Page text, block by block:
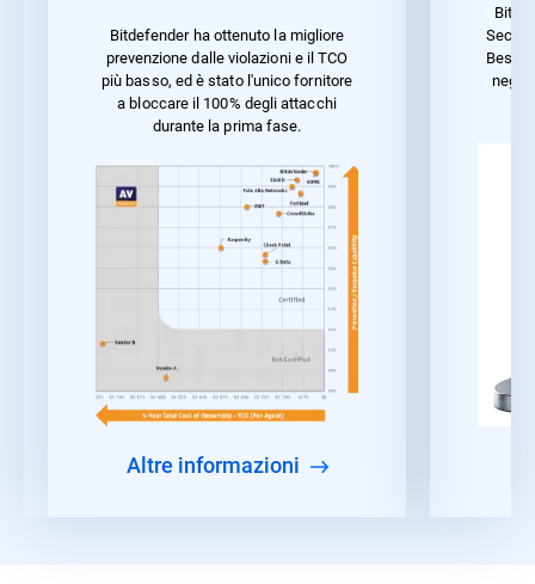
Bitdefender ha ottenuto la migliore
prevenzione dalle violazioni e il TCO
più basso, ed è stato l'unico fornitore
a bloccare il 100% degli attacchi
durante la prima fase.
Altre informazioni
Best
negli